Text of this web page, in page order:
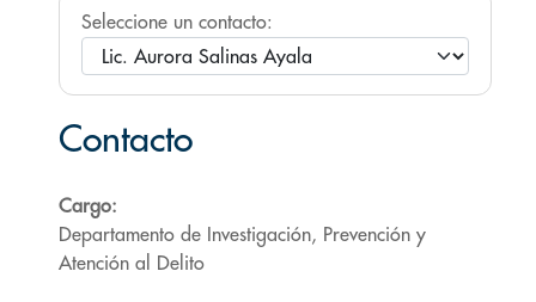
Seleccione un contacto:
Contacto
Cargo:
Departamento de Investigación, Prevención y
Atención al Delito